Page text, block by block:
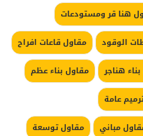
هنا قر ومستودعات
الوقود
مقاول قاعات افراح
هناجر
مقاول بناء عظم
عامة
مباني
مقاول توسعة